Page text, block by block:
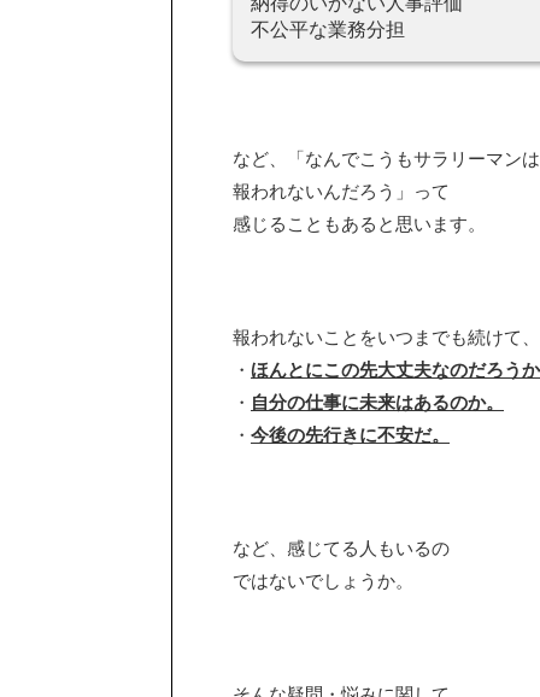
不公平な業務分担
など、「なんでこうもサラリーマンは
報われないんだろう」って
感じることもあると思います。
報われないことをいつまでも続けて、
・ ほんとにこの先大丈夫なのだろう
・ 自分の仕事に未来はあるのか。
・ 今後の先行きに不安だ。
など、感じてる人もいるの
ではないでしょうか。